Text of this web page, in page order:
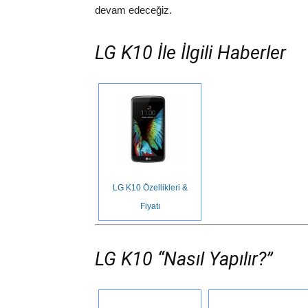
devam edeceğiz.
LG K10 İle İlgili Haberler
LG K10 Özellikleri &
Fiyatı
LG K10 “Nasıl Yapılır?”